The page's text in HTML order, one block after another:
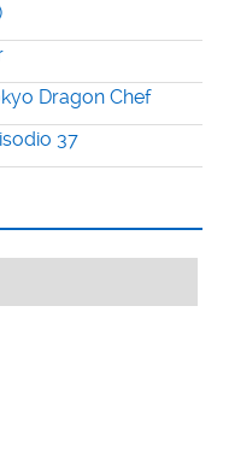
Dragon Chef
37